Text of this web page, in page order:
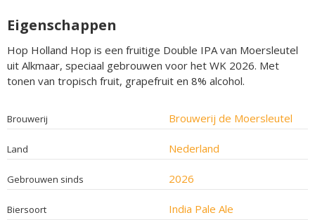
Eigenschappen
Hop Holland Hop is een fruitige Double IPA van Moersleutel
uit Alkmaar, speciaal gebrouwen voor het WK 2026. Met
tonen van tropisch fruit, grapefruit en 8% alcohol.
Brouwerij Brouwerij de Moersleutel
Land Nederland
Gebrouwen sinds 2026
Biersoort India Pale Ale